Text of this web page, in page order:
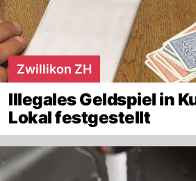
Zwillikon ZH
Illegales Geldspiel in
Lokal festgestellt